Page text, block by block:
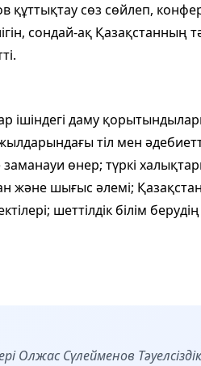
құттықтау сөз сөйлеп,
сондай-ақ Қазақстанның
ішіндегі даму
тіл мен
заманауи өнер; түркі
және шығыс әлемі;
шеттілдік білім
Олжас Сүлейменов